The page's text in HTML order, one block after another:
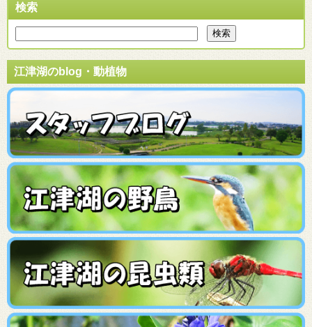
検索
江津湖のblog・動植物